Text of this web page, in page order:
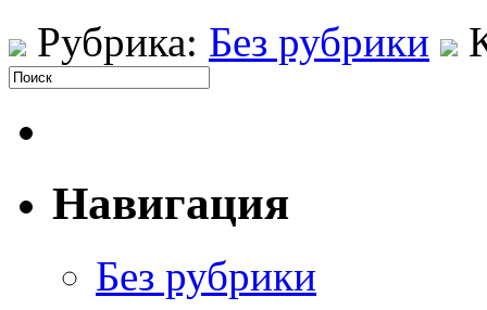
Рубрика: Без рубрики
Навигация
Без рубрики